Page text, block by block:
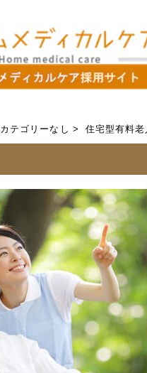
カテゴリーなし 住宅型有料